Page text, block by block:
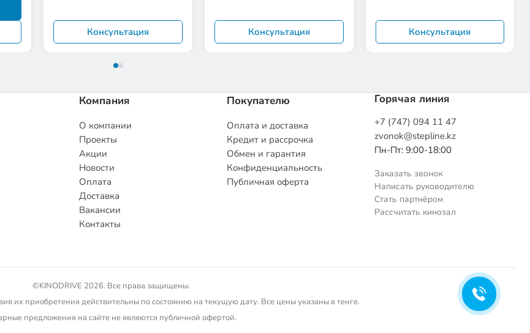
Консультация Консультация Консультация
Компания
О компании
Проекты
Акции
Новости
Оплата
Доставка
Вакансии
Контакты
Покупателю
Оплата и доставка
Кредит и рассрочка
Обмен и гарантия
Конфиденциальность
Публичная оферта
Горячая линия
+7 (747) 094 11 47
zvonok@stepline.kz
Пн-Пт: 9:00-18:00
Заказать звонок
Написать руководителю
Стать партнёром
Рассчитать кинозал
©KINODRIVE 2026. Все права защищены.
их приобретения действительны по состоянию на текущую дату. Все цены указаны в тенге.
предложения на сайте не являются публичной офертой.